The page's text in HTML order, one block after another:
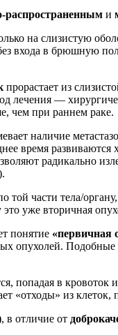
распространенным и
на слизистую
входа в брюшную
прорастает из
лечения ––
чем при раннем раке.
наличие
время
радикально
той части тела/
это уже вторичная
понятие «первичная
опухолей.
попадая в
«отходы» из
, в отличие от